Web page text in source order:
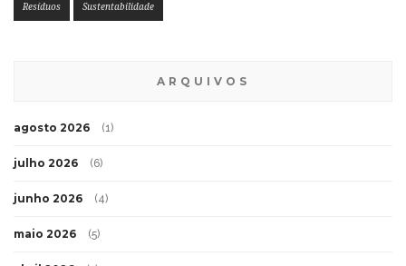
Resíduos Sustentabilidade
ARQUIVOS
agosto 2026 (1)
julho 2026 (6)
junho 2026 (4)
maio 2026 (5)